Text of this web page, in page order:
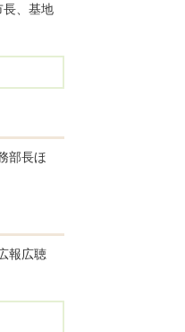
長、基地
部長ほ
報広聴